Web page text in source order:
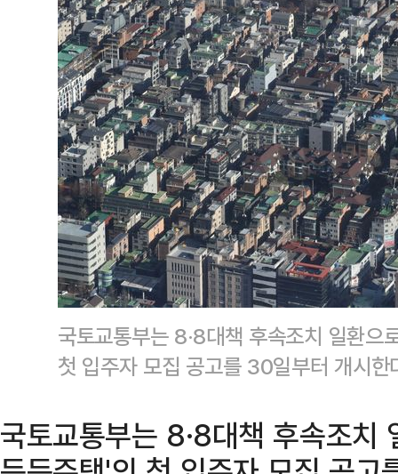
국토교통부는 8·8대책 후속조치 일환으
첫 입주자 모집 공고를 30일부터 개시
국토교통부는 8·8대책 후속조치